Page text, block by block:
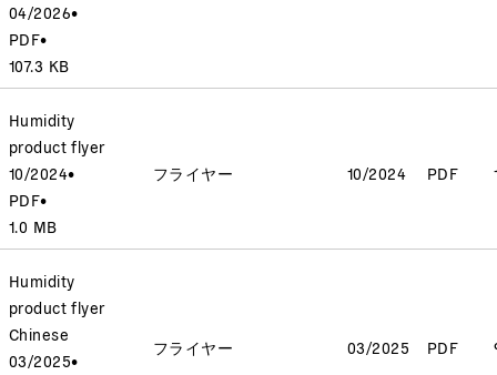
04/2026•
PDF•
107.3 KB
Humidity
product flyer
10/2024•
PDF•
1.0 MB
フライヤー 10/2024 PDF
Humidity
product flyer
Chinese
03/2025•
フライヤー 03/2025 PDF